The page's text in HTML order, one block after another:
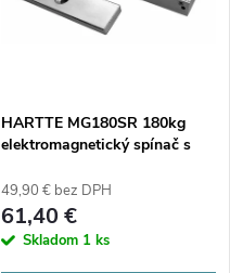
HARTTE MG180SR 180kg
elektromagnetický spínač s
49,90 € bez DPH
61,40 €
Skladom 1 ks